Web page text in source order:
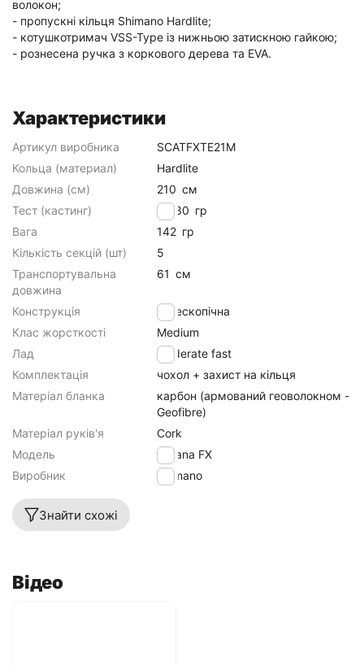
волокон;
- пропускні кільця Shimano Hardlite;
- котушкотримач VSS-Type із нижньою затискною гайкою;
- рознесена ручка з коркового дерева та EVA.
Характеристики
Артикул виробника
SCATFXTE21M
Кольца (материал)
Hardlite
Довжина (см)
210 см
Тест (кастинг)
10-30 гр
Вага
142 гр
Кількість секцій (шт)
5
Транспортувальна
довжина
61 см
Конструкція
телескопічна
Клас жорсткості
Medium
Лад
moderate fast
Комплектація
чохол + захист на кільця
Матеріал бланка
карбон (армований геоволокном -
Geofibre)
Матеріал руків'я
Cork
Модель
Catana FX
Виробник
Shimano
Знайти схожі
Відео